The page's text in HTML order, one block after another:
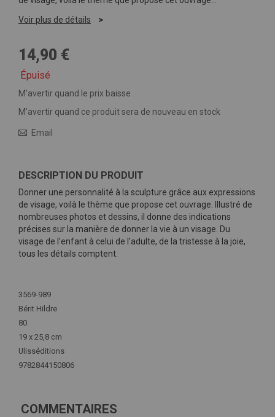
Voir plus de détails
14,90 €
Épuisé
M’avertir quand le prix baisse
M’avertir quand ce produit sera de nouveau en stock
Email
DESCRIPTION DU PRODUIT
Donner une personnalité à la sculpture grâce aux expressions
de visage, voilà le thème que propose cet ouvrage. Illustré de
nombreuses photos et dessins, il donne des indications
précises sur la manière de donner la vie à un visage. Du
visage de l’enfant à celui de l’adulte, de la tristesse à la joie,
tous les détails comptent.
d'infos
3569-989
Bérit Hildre
80
19 x 25,8 cm
Ulisséditions
9782844150806
COMMENTAIRES